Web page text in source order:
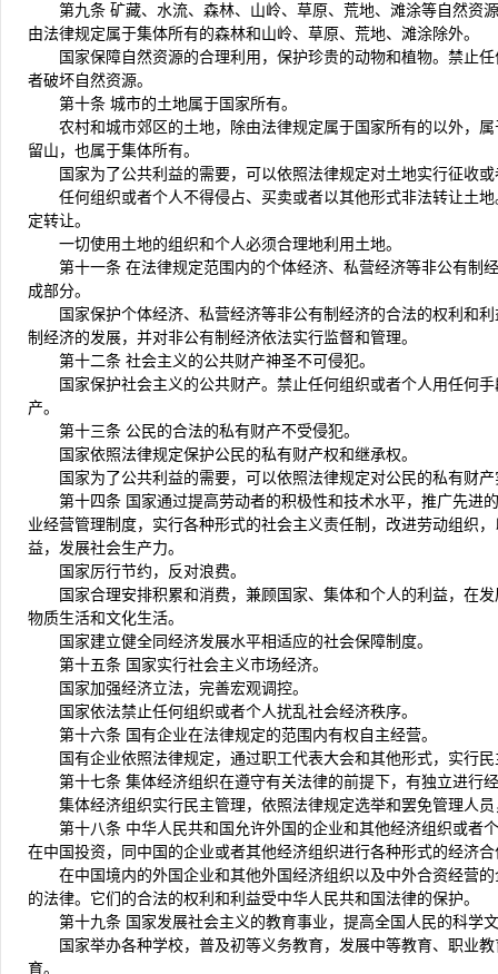
第九条 矿藏、水流、森林、山岭、草原、荒地、滩涂等自然资
由法律规定属于集体所有的森林和山岭、草原、荒地、滩涂除外。
国家保障自然资源的合理利用，保护珍贵的动物和植物。禁止
者破坏自然资源。
第十条 城市的土地属于国家所有。
农村和城市郊区的土地，除由法律规定属于国家所有的以外，
留山，也属于集体所有。
国家为了公共利益的需要，可以依照法律规定对土地实行征收
任何组织或者个人不得侵占、买卖或者以其他形式非法转让土
定转让。
一切使用土地的组织和个人必须合理地利用土地。
第十一条 在法律规定范围内的个体经济、私营经济等非公有制
成部分。
国家保护个体经济、私营经济等非公有制经济的合法的权利和
制经济的发展，并对非公有制经济依法实行监督和管理。
第十二条 社会主义的公共财产神圣不可侵犯。
国家保护社会主义的公共财产。禁止任何组织或者个人用任何
产。
第十三条 公民的合法的私有财产不受侵犯。
国家依照法律规定保护公民的私有财产权和继承权。
国家为了公共利益的需要，可以依照法律规定对公民的私有财
第十四条 国家通过提高劳动者的积极性和技术水平，推广先进
业经营管理制度，实行各种形式的社会主义责任制，改进劳动组织
益，发展社会生产力。
国家厉行节约，反对浪费。
国家合理安排积累和消费，兼顾国家、集体和个人的利益，在
物质生活和文化生活。
国家建立健全同经济发展水平相适应的社会保障制度。
第十五条 国家实行社会主义市场经济。
国家加强经济立法，完善宏观调控。
国家依法禁止任何组织或者个人扰乱社会经济秩序。
第十六条 国有企业在法律规定的范围内有权自主经营。
国有企业依照法律规定，通过职工代表大会和其他形式，实行
第十七条 集体经济组织在遵守有关法律的前提下，有独立进行
集体经济组织实行民主管理，依照法律规定选举和罢免管理人
第十八条 中华人民共和国允许外国的企业和其他经济组织或者
在中国投资，同中国的企业或者其他经济组织进行各种形式的经济合
在中国境内的外国企业和其他外国经济组织以及中外合资经营
的法律。它们的合法的权利和利益受中华人民共和国法律的保护。
第十九条 国家发展社会主义的教育事业，提高全国人民的科学
国家举办各种学校，普及初等义务教育，发展中等教育、职业
育。